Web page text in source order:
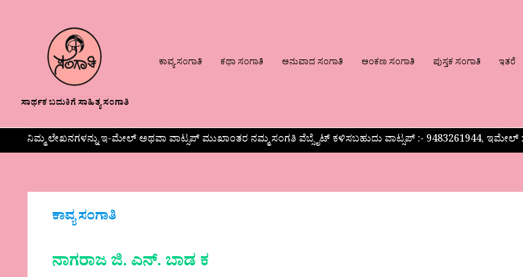
ಸಾರ್ಥಕ ಬದುಕಿಗೆ ಸಾಹಿತ್ಯ ಸಂಗಾತಿ
ಕಾವ್ಯ ಸಂಗಾತಿ ಕಥಾ ಸಂಗಾತಿ ಅನುವಾದ ಸಂಗಾತಿ ಅಂಕಣ ಸಂಗಾತಿ ಪುಸ್ತಕ ಸಂಗಾತಿ ಇತರೆ
ನಿಮ್ಮ ಲೇಖನಗಳನ್ನು ಇ-ಮೇಲ್ ಅಥವಾ ವಾಟ್ಸಪ್ ಮುಖಾಂತರ ನಮ್ಮ ಸಂಗತಿ ವೆಬ್ಸೈಟ್ ಕಳಿಸಬಹುದು ವಾಟ್ಸಪ್‌ :- 9483261944,
ಕಾವ್ಯ ಸಂಗಾತಿ
ನಾಗರಾಜ ಜಿ. ಎನ್. ಬಾಡ ಕ